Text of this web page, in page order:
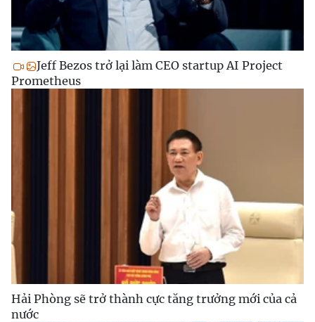
Jeff Bezos trở lại làm CEO startup AI Project
Prometheus
Hải Phòng sẽ trở thành cực tăng trưởng mới của cả
nước